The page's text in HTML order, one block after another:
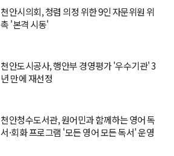
천안시의회, 청렴 의정 위한 9인 자문위원 위
촉 '본격 시동'
천안도시공사, 행안부 경영평가 '우수기관' 3
년 만에 재선정
천안청수도서관, 원어민과 함께하는 영어 독
서·회화 프로그램 '모든 영어 모든 독서' 운영